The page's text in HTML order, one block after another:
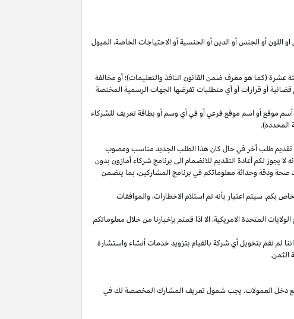
او اللون أو الجنس أو الدين أو الجنسية أو الاحتياجات الخاصة، الميول
(كما هو معرف ضمن القانون النافذ والتعليمات)؛ أو مخالفة
قضائية أو قرارات أو أي متطلبات تفرضها الجهات الرسمية المختصة
أسم موقع أو اسم موقع فرعي أو في أي وسم أو بطاقة تعريف للشركاء
المحددة).
تقديم طلب أخر في حال كان هذا الطلب الجديد مناسب ومصوب
لا يجوز لكم أعادة التقديم للانضمام الى برنامج شركاء أمازون بدون
صحة ودقة وحداثة معلوماتكم في برنامج المشاركين، بما يتضمن
بكم. سيتم اعتبار بأنه تم استلام الاخطارات،والموافقات
الولايات المتحدة الامريكية، الا اذا قمتم بإخبارنا من خلال معلوماتكم
لم نقم بتخويل أي شركة بالقيام بتزويد خدمات أنشاء واستشارة
الثمن.
دخل العمولات. يجب شمول تعريف المشارك المخصصة لك في